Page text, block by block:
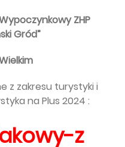
ZHP
Gród”
z zakresu turystyki i
na Plus 2024 :
z